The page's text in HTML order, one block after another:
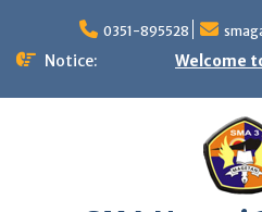
content
0351-895528
Notice: Welcome